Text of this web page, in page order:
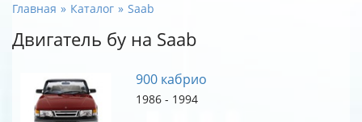
Главная Каталог Saab
Двигатель бу на Saab
900 кабрио
1986 - 1994